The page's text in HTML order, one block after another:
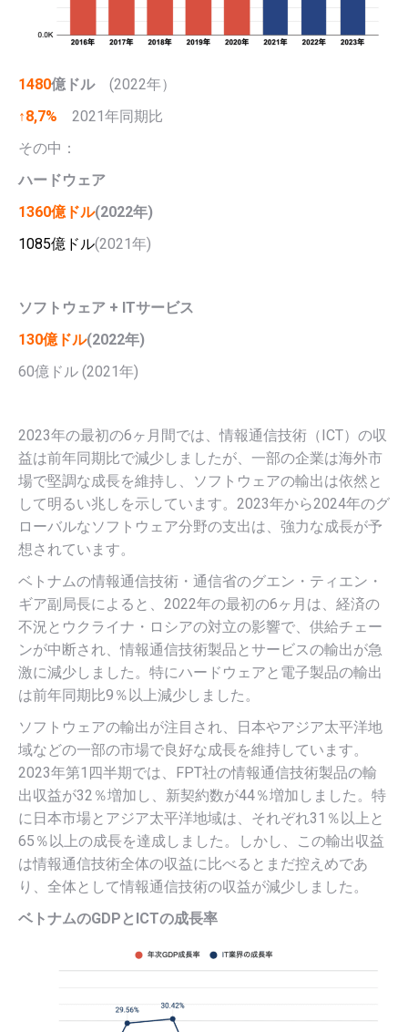
1480億ドル (2022年）
↑8,7% 2021年同期比
その中：
ハードウェア
1360億ドル(2022年)
1085億ドル(2021年)
ソフトウェア + ITサービス
130億ドル(2022年)
60億ドル (2021年)
2023年の最初の6ヶ月間では、情報通信技術（ICT）の収
益は前年同期比で減少しましたが、一部の企業は海外市
場で堅調な成長を維持し、ソフトウェアの輸出は依然と
して明るい兆しを示しています。2023年から2024年のグ
ローバルなソフトウェア分野の支出は、強力な成長が予
想されています。
ベトナムの情報通信技術・通信省のグエン・ティエン・
ギア副局長によると、2022年の最初の6ヶ月は、経済の
不況とウクライナ・ロシアの対立の影響で、供給チェー
ンが中断され、情報通信技術製品とサービスの輸出が急
激に減少しました。特にハードウェアと電子製品の輸出
は前年同期比9％以上減少しました。
ソフトウェアの輸出が注目され、日本やアジア太平洋地
域などの一部の市場で良好な成長を維持しています。
2023年第1四半期では、FPT社の情報通信技術製品の輸
出収益が32％増加し、新契約数が44％増加しました。特
に日本市場とアジア太平洋地域は、それぞれ31％以上と
65％以上の成長を達成しました。しかし、この輸出収益
は情報通信技術全体の収益に比べるとまだ控えめであ
り、全体として情報通信技術の収益が減少しました。
ベトナムのGDPとICTの成長率